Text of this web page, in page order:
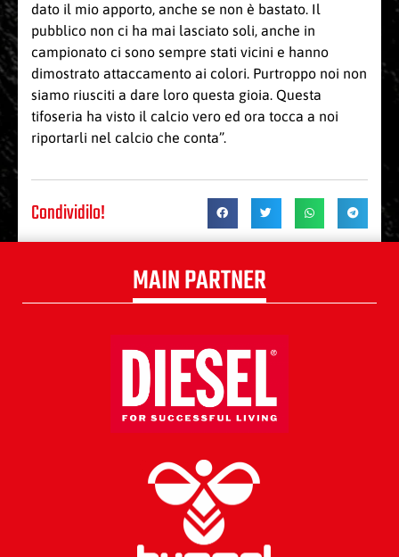
dato il mio apporto, anche se non è bastato. Il
pubblico non ci ha mai lasciato soli, anche in
campionato ci sono sempre stati vicini e hanno
dimostrato attaccamento ai colori. Purtroppo noi non
siamo riusciti a dare loro questa gioia. Questa
tifoseria ha visto il calcio vero ed ora tocca a noi
riportarli nel calcio che conta”.
Condividilo!
MAIN PARTNER